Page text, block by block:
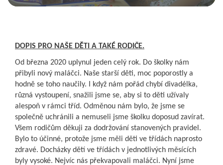
DOPIS PRO NAŠE DĚTI A TAKÉ RODIČE.
Od března 2020 uplynul jeden celý rok. Do školky nám
přibyli nový maláčci. Naše starší děti, moc poporostly a
hodně se toho naučily. I když nám pořád chybí divadélka,
různá vystoupení, snažili jsme se, aby si to děti užívaly
alespoň v rámci tříd. Odměnou nám bylo, že jsme se
společně uchránili a nemuseli jsme školku doposud zavírat.
Všem rodičům děkuji za dodržování stanovených pravidel.
Bylo to účinné, protože jsme měli děti ve třídách naprosto
zdravé. Docházky dětí ve třídách v jednotlivých měsících
byly vysoké. Nejvíc nás překvapovali maláčci. Nyní jsme